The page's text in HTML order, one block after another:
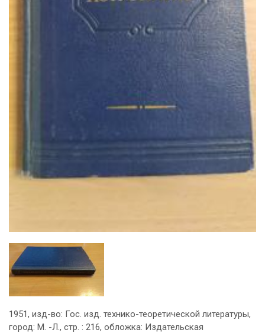
1951, изд-во: Гос. изд. технико-теоретической литературы,
город: М. -Л., стр. : 216, обложка: Издательская